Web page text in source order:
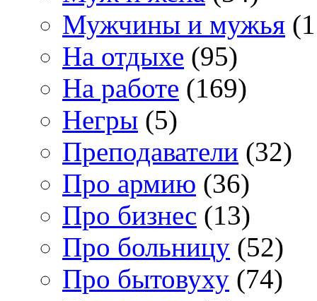
Мужчины и мужья
На отдыхе (95)
На работе (169)
Негры (5)
Преподаватели (32)
Про армию (36)
Про бизнес (13)
Про больницу (52)
Про бытовуху (74)